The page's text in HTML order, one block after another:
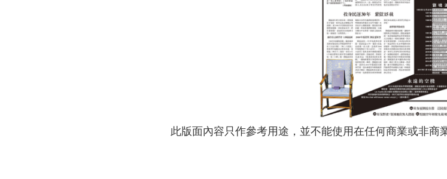
此版面內容只作參考用途，並不能使用在任何商業或非商